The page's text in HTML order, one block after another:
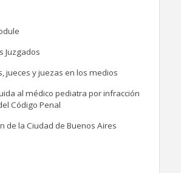
Juzgados
jueces y juezas en los medios
al médico pediatra por infracción
Código Penal
de la Ciudad de Buenos Aires